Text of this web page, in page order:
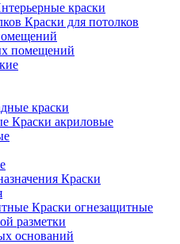
краски
Краски для потолков
помещений
краски
Краски акриловые
Краски
Краски огнезащитные
разметки
оснований